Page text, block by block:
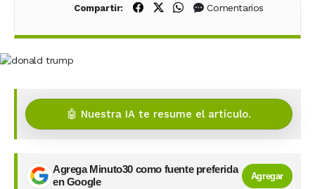
Compartir: Compartir en Facebook
Compartir en X (Twitter)
Compartir en WhatsApp
Comentarios
🤖 Nuestra IA te resume el artículo.
Agrega Minuto30 como fuente preferida
en Google
Agregar